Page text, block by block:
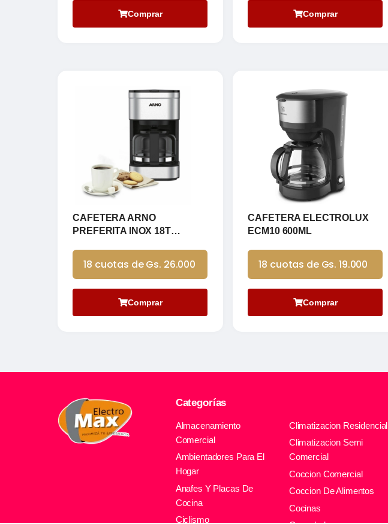
Comprar Comprar
CAFETERA ARNO
PREFERITA INOX 18T
18 cuotas de Gs. 26.000
Comprar
CAFETERA ELECTROLUX
ECM10 600ML
18 cuotas de Gs. 19.000
Comprar
Categorías
Almacenamiento
Comercial
Ambientadores Para El
Hogar
Anafes Y Placas De
Cocina
Ciclismo
Climatizacion Residencial
Climatizacion Semi
Comercial
Coccion Comercial
Coccion De Alimentos
Cocinas